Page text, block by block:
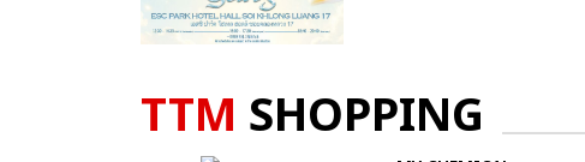
TTM SHOPPING